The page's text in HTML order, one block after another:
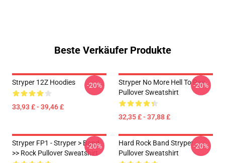
Beste Verkäufer Produkte
Stryper 12Z Hoodies
33,93 £ - 39,46 £
-20%
Stryper No More Hell To Pay
Pullover Sweatshirt
32,35 £ - 37,88 £
-20%
Stryper FP1 - Stryper > Band
>> Rock Pullover Sweatshirt
-20%
Hard Rock Band Stryper
Pullover Sweatshirt
-20%